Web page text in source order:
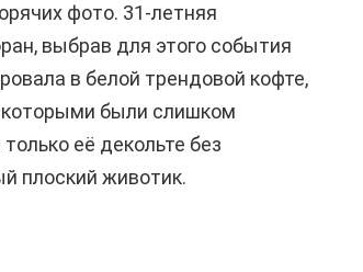
фото. 31-летняя
выбрав для этого события
в белой трендовой кофте,
которыми были слишком
её декольте без
плоский животик.